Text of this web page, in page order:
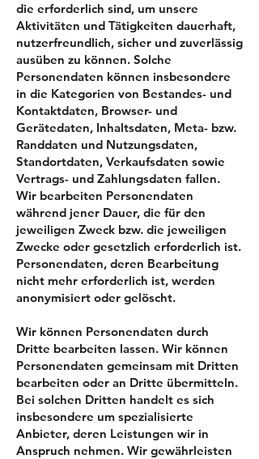
die erforderlich sind, um unsere
Aktivitäten und Tätigkeiten dauerhaft,
nutzerfreundlich, sicher und zuverlässig
ausüben zu können. Solche
Personendaten können insbesondere
in die Kategorien von Bestandes- und
Kontaktdaten, Browser- und
Gerätedaten, Inhaltsdaten, Meta- bzw.
Randdaten und Nutzungsdaten,
Standortdaten, Verkaufsdaten sowie
Vertrags- und Zahlungsdaten fallen.
Wir bearbeiten Personendaten
während jener Dauer, die für den
jeweiligen Zweck bzw. die jeweiligen
Zwecke oder gesetzlich erforderlich ist.
Personendaten, deren Bearbeitung
nicht mehr erforderlich ist, werden
anonymisiert oder gelöscht.
Wir können Personendaten durch
Dritte bearbeiten lassen. Wir können
Personendaten gemeinsam mit Dritten
bearbeiten oder an Dritte übermitteln.
Bei solchen Dritten handelt es sich
insbesondere um spezialisierte
Anbieter, deren Leistungen wir in
Anspruch nehmen. Wir gewährleisten